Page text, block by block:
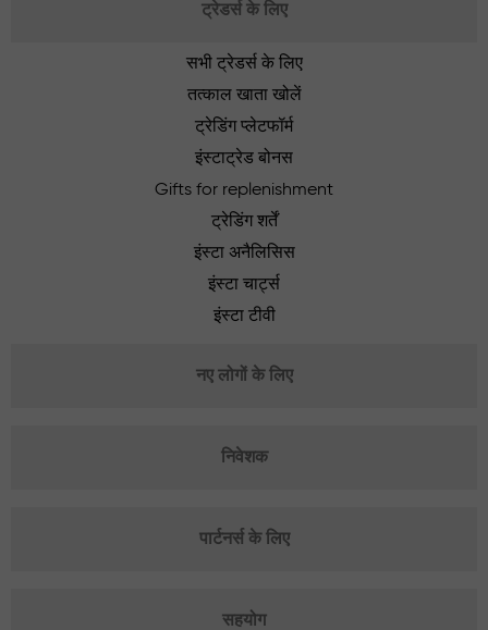
ट्रेडर्स के लिए
सभी ट्रेडर्स के लिए
तत्काल खाता खोलें
ट्रेडिंग प्लेटफॉर्म
इंस्टाट्रेड बोनस
Gifts for replenishment
ट्रेडिंग शर्तें
इंस्टा अनैलिसिस
इंस्टा चार्ट्स
इंस्टा टीवी
नए लोगों के लिए
निवेशक
पार्टनर्स के लिए
सहयोग